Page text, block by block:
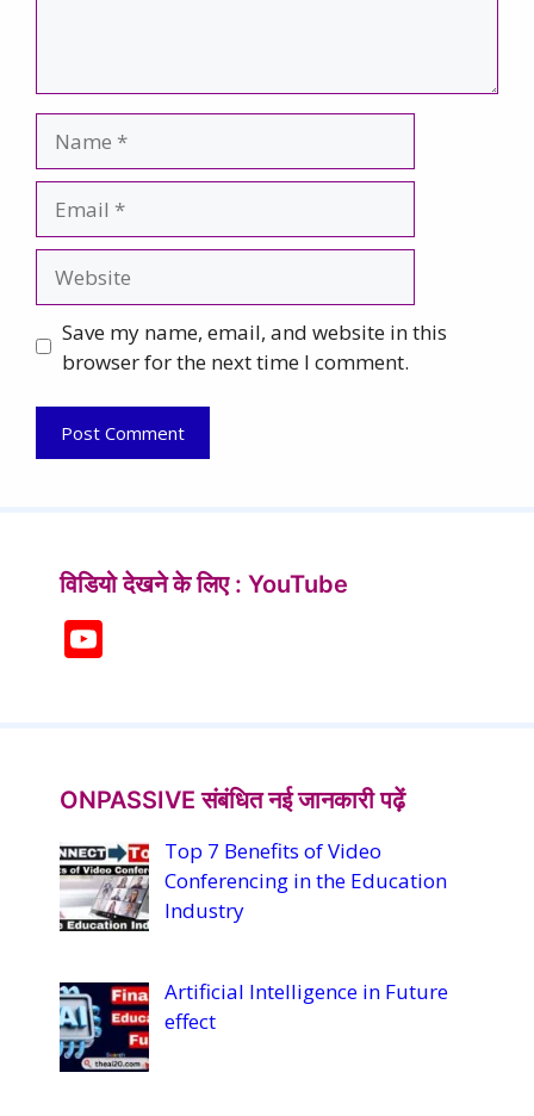
Save my name, email, and website in this
browser for the next time I comment.
विडियो देखने के लिए : YouTube
u
b
e
C
h
a
n
n
ONPASSIVE संबंधित नई जानकारी पढ़ें
Top 7 Benefits of Video
Conferencing in the Education
Industry
Artificial Intelligence in Future
effect